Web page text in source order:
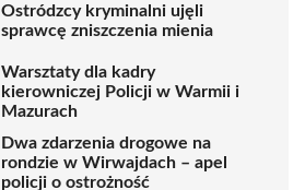
Ostródzcy kryminalni ujęli
sprawcę zniszczenia mienia
Warsztaty dla kadry
kierowniczej Policji w Warmii i
Mazurach
Dwa zdarzenia drogowe na
rondzie w Wirwajdach – apel
policji o ostrożność